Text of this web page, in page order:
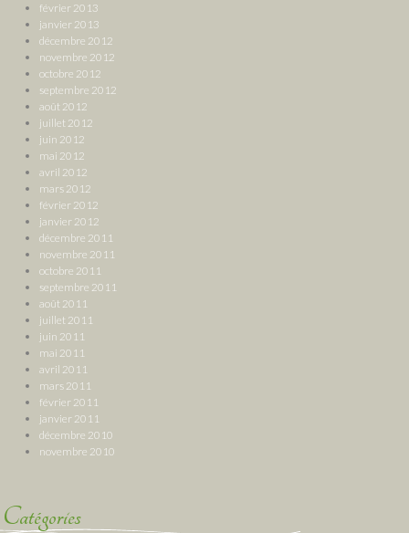
février 2013
janvier 2013
décembre 2012
novembre 2012
octobre 2012
septembre 2012
août 2012
juillet 2012
juin 2012
mai 2012
avril 2012
mars 2012
février 2012
janvier 2012
décembre 2011
novembre 2011
octobre 2011
septembre 2011
août 2011
juillet 2011
juin 2011
mai 2011
avril 2011
mars 2011
février 2011
janvier 2011
décembre 2010
novembre 2010
Catégories